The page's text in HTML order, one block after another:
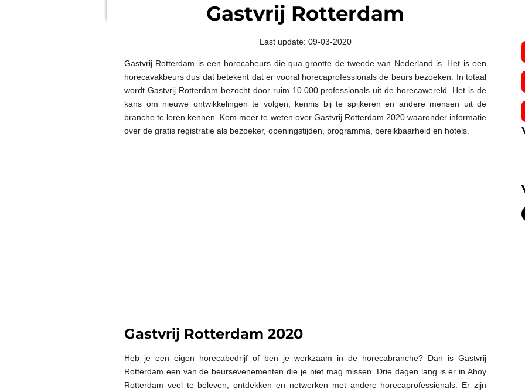
Gastvrij Rotterdam
Last update: 09-03-2020
Gastvrij Rotterdam is een horecabeurs die qua grootte de tweede van Nederland is. Het is een
horecavakbeurs dus dat betekent dat er vooral horecaprofessionals de beurs bezoeken. In totaal
wordt Gastvrij Rotterdam bezocht door ruim 10.000 professionals uit de horecawereld. Het is de
kans om nieuwe ontwikkelingen te volgen, kennis bij te spijkeren en andere mensen uit de
branche te leren kennen. Kom meer te weten over Gastvrij Rotterdam 2020 waaronder informatie
over de gratis registratie als bezoeker, openingstijden, programma, bereikbaarheid en hotels.
Gastvrij Rotterdam 2020
Heb je een eigen horecabedrijf of ben je werkzaam in de horecabranche? Dan is Gastvrij
Rotterdam een van de beursevenementen die je niet mag missen. Drie dagen lang is er in Ahoy
Rotterdam veel te beleven, ontdekken en netwerken met andere horecaprofessionals. Er zijn